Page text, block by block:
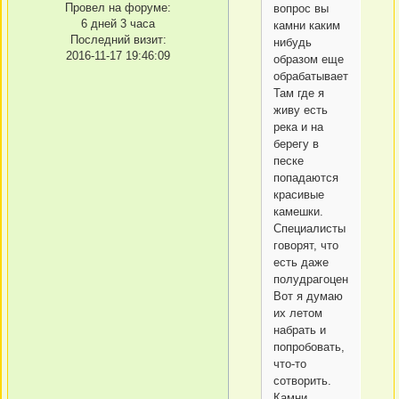
Провел на форуме:
6 дней 3 часа
Последний визит:
2016-11-17 19:46:09
вопрос вы
камни каким
нибудь
образом еще
обрабатываете?
Там где я
живу есть
река и на
берегу в
песке
попадаются
красивые
камешки.
Специалисты
говорят, что
есть даже
полудрагоценные.
Вот я думаю
их летом
набрать и
попробовать,
что-то
сотворить.